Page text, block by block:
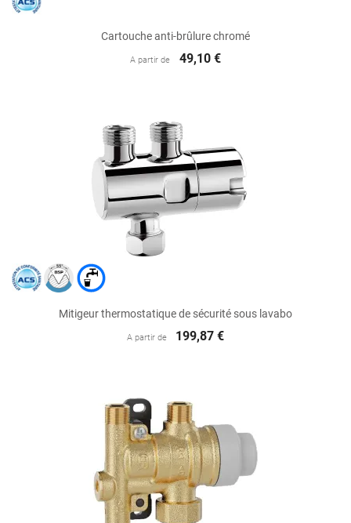
Cartouche anti-brûlure chromé
A partir de 49,10 €
Mitigeur thermostatique de sécurité sous lavabo
A partir de 199,87 €